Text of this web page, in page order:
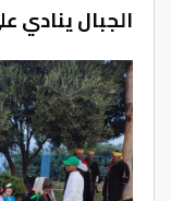
الجبال ينادي